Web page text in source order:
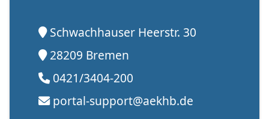
Schwachhauser Heerstr. 30
28209 Bremen
0421/3404-200
portal-support@aekhb.de